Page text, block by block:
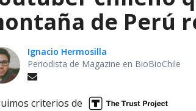
de Perú
Ignacio Hermosilla
Periodista de Magazine en BioBioChile
criterios de